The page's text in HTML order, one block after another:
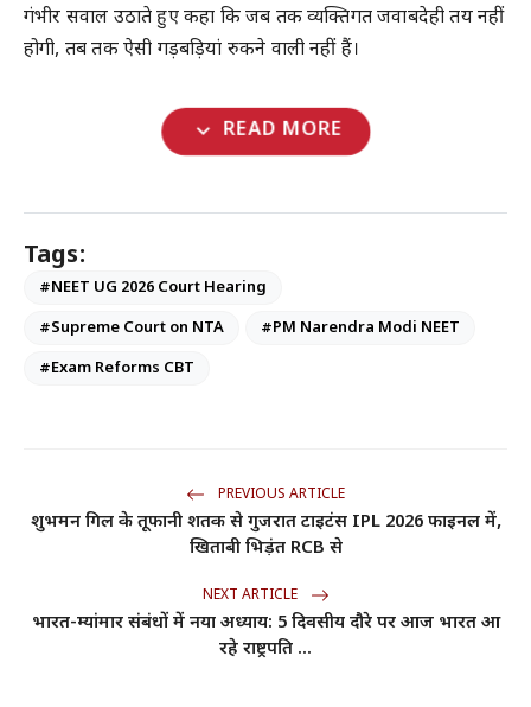
गंभीर सवाल उठाते हुए कहा कि जब तक व्यक्तिगत जवाबदेही तय नहीं
होगी, तब तक ऐसी गड़बड़ियां रुकने वाली नहीं हैं।
expand_more READ MORE
Tags:
#NEET UG 2026 Court Hearing
#Supreme Court on NTA
#PM Narendra Modi NEET
#Exam Reforms CBT
PREVIOUS ARTICLE
शुभमन गिल के तूफानी शतक से गुजरात टाइटंस IPL 2026 फाइनल में,
खिताबी भिड़ंत RCB से
NEXT ARTICLE
भारत-म्यांमार संबंधों में नया अध्याय: 5 दिवसीय दौरे पर आज भारत आ
रहे राष्ट्रपति ...